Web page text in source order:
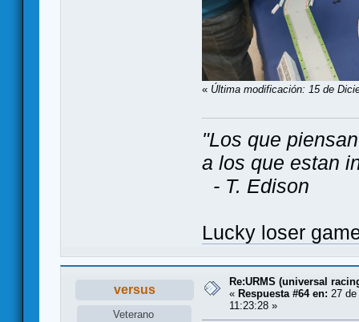
« Última modificación: 15 de
"Los que
a los que estan
- T. Edison
Lucky loser
versus
Veterano
Re:URMS (universal
« Respuesta #64 en: 27
11:23:28 »